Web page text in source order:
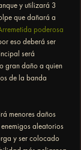
y utilizará 3
que dañará a
poderosa
eso deberá ser
será
gran daño a quien
de la banda
menores daños
aleatorios
y ser colocado